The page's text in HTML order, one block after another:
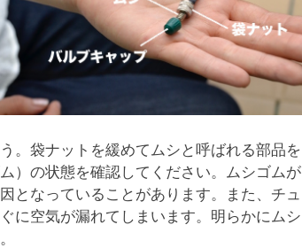
。袋ナットを緩めてムシと呼ばれる部品を
）の状態を確認してください。ムシゴムが
となっていることがあります。また、チュ
に空気が漏れてしまいます。明らかにムシ